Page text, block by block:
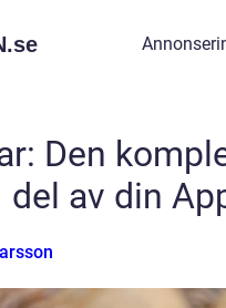
se
Den
del av din